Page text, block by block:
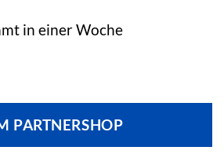
in einer Woche
PARTNERSHOP